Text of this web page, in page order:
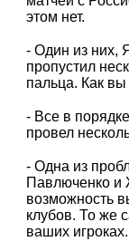
этом нет.
- Один из них,
пропустил
пальца. Как вы
- Все в
провел
- Одна из
Павлюченко и
возможность
клубов. То же
ваших